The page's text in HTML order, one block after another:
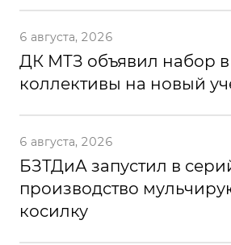
6 августа, 2026
ДК МТЗ объявил набор в
коллективы на новый
6 августа, 2026
БЗТДиА запустил в
производство
косилку